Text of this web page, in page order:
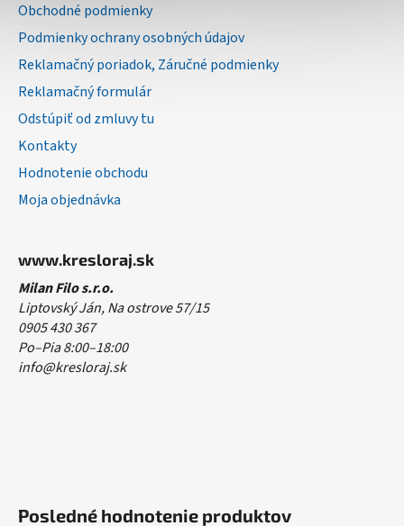
Obchodné podmienky
Podmienky ochrany osobných údajov
Reklamačný poriadok, Záručné podmienky
Reklamačný formulár
Odstúpiť od zmluvy tu
Kontakty
Hodnotenie obchodu
Moja objednávka
www.kresloraj.sk
Milan Filo s.r.o.
Liptovský Ján, Na ostrove 57/15
0905 430 367
Po–Pia 8:00–18:00
info@kresloraj.sk
Posledné hodnotenie produktov